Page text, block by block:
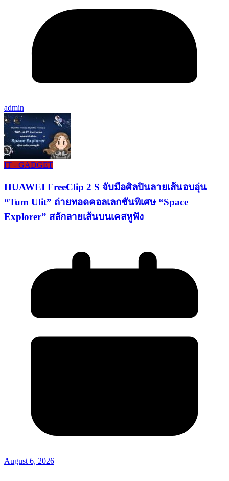
admin
IT - GADGET
HUAWEI FreeClip 2 S จับมือศิลปินลายเส้นอบอุ่น
“Tum Ulit” ถ่ายทอดคอลเลกชันพิเศษ “Space
Explorer” สลักลายเส้นบนเคสหูฟัง
August 6, 2026